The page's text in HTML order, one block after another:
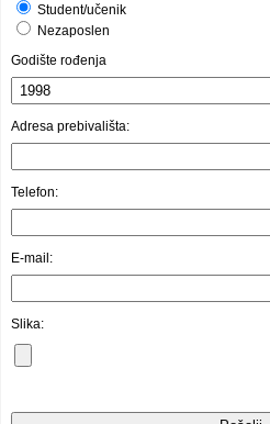
Student/učenik
Nezaposlen
Godište rođenja
Adresa prebivališta:
Telefon:
E-mail:
Slika: